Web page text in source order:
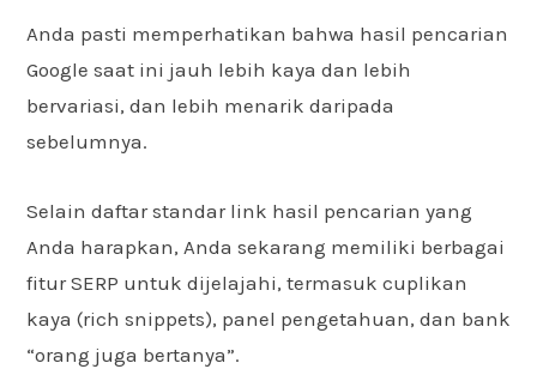
Anda pasti memperhatikan bahwa hasil pencarian
Google saat ini jauh lebih kaya dan lebih
bervariasi, dan lebih menarik daripada
sebelumnya.
Selain daftar standar link hasil pencarian yang
Anda harapkan, Anda sekarang memiliki berbagai
fitur SERP untuk dijelajahi, termasuk cuplikan
kaya (rich snippets), panel pengetahuan, dan bank
“orang juga bertanya”.